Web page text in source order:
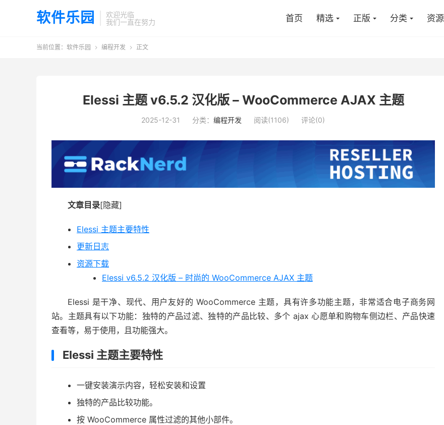
软件乐园
欢迎光临
我们一直在努力
首页 精选 正版 分类 资源
当前位置： 软件乐园  编程开发  正文
Elessi 主题 v6.5.2 汉化版 – WooCommerce AJAX 主题
2025-12-31 分类： 编程开发 阅读(1106) 评论(0)
文章目录[隐藏]
Elessi 主题主要特性
更新日志
资源下载
Elessi v6.5.2 汉化版 – 时尚的 WooCommerce AJAX 主题
Elessi 是干净、现代、用户友好的 WooCommerce 主题，具有许多功能主题，非常适合电子商务网
站。主题具有以下功能：独特的产品过滤、独特的产品比较、多个 ajax 心愿单和购物车侧边栏、产品快速
查看等，易于使用，且功能强大。
Elessi 主题主要特性
一键安装演示内容，轻松安装和设置
独特的产品比较功能。
按 WooCommerce 属性过滤的其他小部件。